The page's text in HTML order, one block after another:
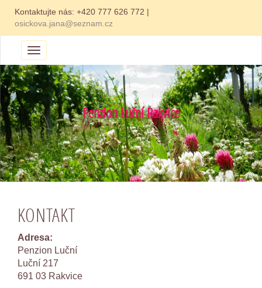
Kontaktujte nás: +420 777 626 772 |
osickova.jana@seznam.cz
Menu
Penzion Luční Rakvice
KONTAKT
Adresa:
Penzion Luční
Luční 217
691 03 Rakvice